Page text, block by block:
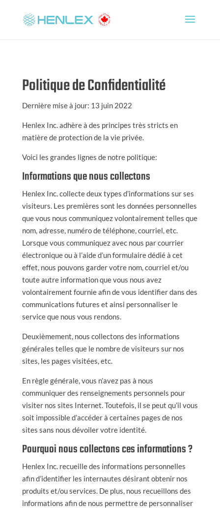
Politique de Confidentialité
Dernière mise à jour: 13 juin 2022
Henlex Inc. adhère à des principes très stricts en
matière de protection de la vie privée.
Voici les grandes lignes de notre politique:
Informations que nous collectons
Henlex Inc. collecte deux types d’informations sur ses
visiteurs. Les premières sont les données personnelles
que vous nous communiquez volontairement telles que
nom, adresse, numéro de téléphone, courriel, etc.
Lorsque vous communiquez avec nous par courrier
électronique ou à l’aide d’un formulaire dédié à cet
effet, nous pouvons garder votre nom, courriel et/ou
toute autre information que vous nous avez
volontairement fournie afin de vous identifier dans des
communications futures et ainsi personnaliser le
service que nous vous rendons.
Deuxièmement, nous collectons des informations
générales telles que le nombre de visiteurs sur nos
sites, les pages visitées, etc.
En règle générale, vous n’avez pas à nous
communiquer des renseignements personnels pour
visiter nos sites Internet. Toutefois, il se peut qu’il vous
soit impossible d’accéder à certaines pages de nos
sites sans nous dévoiler votre identité.
Pourquoi nous collectons ces informations ?
Henlex Inc. recueille des informations personnelles
afin d’identifier les internautes désirant obtenir nos
produits et/ou services. De plus, nous recueillons des
informations afin de nous permettre de personnaliser